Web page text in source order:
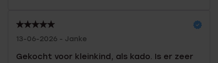
13-06-2026 - Janke
Gekocht voor kleinkind, als kado. Is er zeer